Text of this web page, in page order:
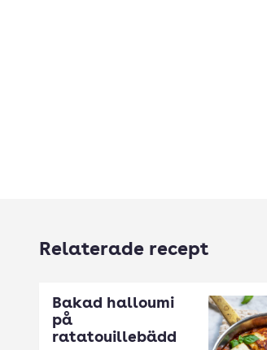
Relaterade recept
Bakad halloumi
på
ratatouillebädd